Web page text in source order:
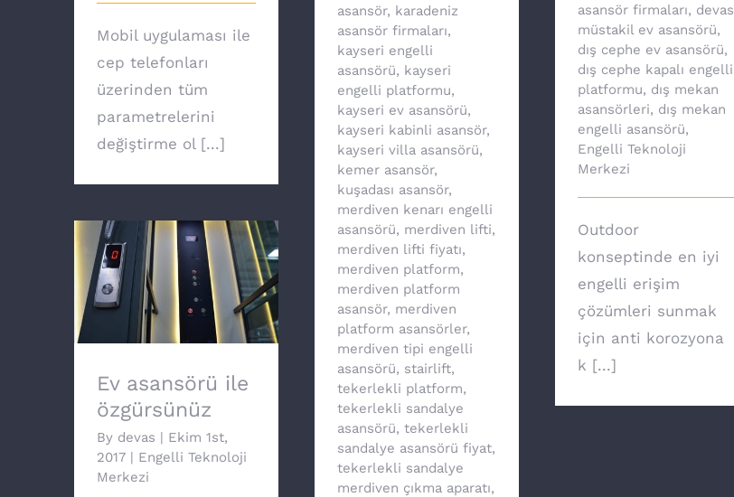
asansör, karadeniz
asansör firmaları,
kayseri engelli
asansörü, kayseri
engelli platformu,
kayseri ev asansörü,
kayseri kabinli asansör,
kayseri villa asansörü,
kemer asansör,
kuşadası asansör,
merdiven kenarı engelli
asansörü, merdiven lifti,
merdiven lifti fiyatı,
merdiven platform,
merdiven platform
asansör, merdiven
platform asansörler,
merdiven tipi engelli
asansörü, stairlift,
tekerlekli platform,
tekerlekli sandalye
asansörü, tekerlekli
sandalye asansörü fiyat,
tekerlekli sandalye
merdiven çıkma aparatı,
Mobil uygulaması ile
cep telefonları
üzerinden tüm
parametrelerini
değiştirme ol [...]
asansör firmaları, devas
müstakil ev asansörü,
dış cephe ev asansörü,
dış cephe kapalı engelli
platformu, dış mekan
asansörleri, dış mekan
engelli asansörü,
Engelli Teknoloji
Merkezi
Outdoor
konseptinde en iyi
engelli erişim
çözümleri sunmak
için anti korozyona
k [...]
Ev asansörü ile
özgürsünüz
Ev asansörü ile
özgürsünüz
By devas | Ekim 1st,
2017 | Engelli Teknoloji
Merkezi